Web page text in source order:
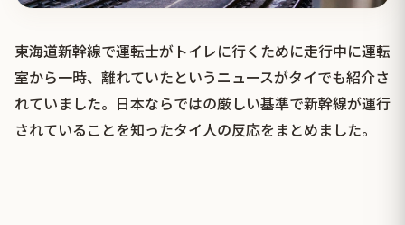
東海道新幹線で運転士がトイレに行くために走行中に運転
室から一時、離れていたというニュースがタイでも紹介さ
れていました。日本ならではの厳しい基準で新幹線が運行
されていることを知ったタイ人の反応をまとめました。